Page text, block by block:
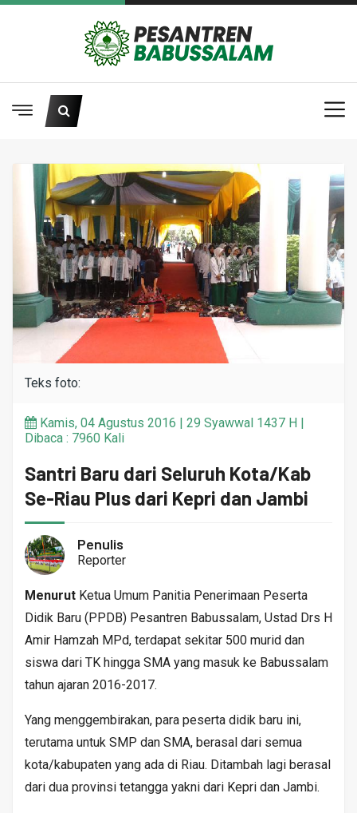
Teks foto:
Kamis, 04 Agustus 2016 | 29 Syawwal 1437 H |
Dibaca : 7960 Kali
Santri Baru dari Seluruh Kota/Kab
Se-Riau Plus dari Kepri dan Jambi
Penulis
Reporter
Menurut Ketua Umum Panitia Penerimaan Peserta
Didik Baru (PPDB) Pesantren Babussalam, Ustad Drs H
Amir Hamzah MPd, terdapat sekitar 500 murid dan
siswa dari TK hingga SMA yang masuk ke Babussalam
tahun ajaran 2016-2017.
Yang menggembirakan, para peserta didik baru ini,
terutama untuk SMP dan SMA, berasal dari semua
kota/kabupaten yang ada di Riau. Ditambah lagi berasal
dari dua provinsi tetangga yakni dari Kepri dan Jambi.